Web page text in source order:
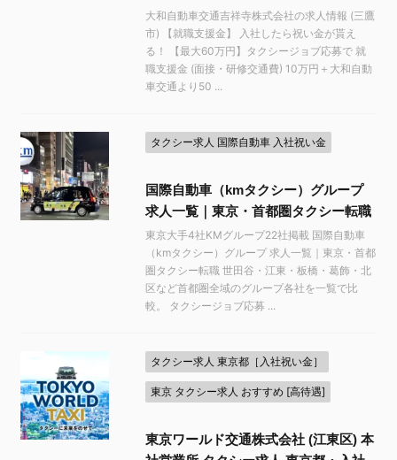
大和自動車交通吉祥寺株式会社の求人情報 (三鷹
市) 【就職支援金】 入社したら祝い金が貰え
る！ 【最大60万円】タクシージョブ応募で 就
職支援金 (面接・研修交通費) 10万円＋大和自動
車交通より50 ...
タクシー求人 国際自動車 入社祝い金
国際自動車（kmタクシー）グループ
求人一覧｜東京・首都圏タクシー転職
東京大手4社KMグループ22社掲載 国際自動車
（kmタクシー）グループ 求人一覧｜東京・首都
圏タクシー転職 世田谷・江東・板橋・葛飾・北
区など首都圏全域のグループ各社を一覧で比
較。 タクシージョブ応募 ...
タクシー求人 東京都［入社祝い金］
東京 タクシー求人 おすすめ [高待遇]
東京ワールド交通株式会社 (江東区) 本